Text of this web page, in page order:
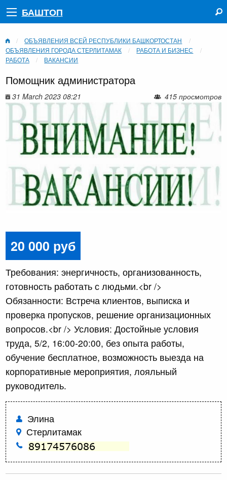
БАШТОП
ОБЪЯВЛЕНИЯ ВСЕЙ РЕСПУБЛИКИ БАШКОРТОСТАН
ОБЪЯВЛЕНИЯ ГОРОДА СТЕРЛИТАМАК
РАБОТА И БИЗНЕС
РАБОТА
ВАКАНСИИ
Помощник администратора
31 March 2023 08:21 415 просмотров
20 000 руб
Требования: энергичность, организованность,
готовность работать с людьми.<br />
Обязанности: Встреча клиентов, выписка и
проверка пропусков, решение организационных
вопросов.<br /> Условия: Достойные условия
труда, 5/2, 16:00-20:00, без опыта работы,
обучение бесплатное, возможность выезда на
корпоративные мероприятия, лояльный
руководитель.
Элина
Стерлитамак